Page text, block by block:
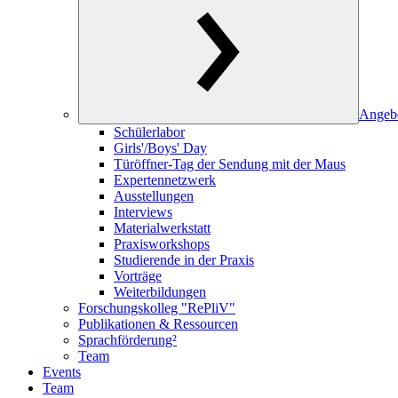
Schülerlabor
Girls'/Boys' Day
Türöffner-Tag der Sendung mit der Maus
Expertennetzwerk
Ausstellungen
Interviews
Materialwerkstatt
Praxisworkshops
Studierende in der Praxis
Vorträge
Weiterbildungen
Forschungskolleg "RePliV"
Publikationen & Ressourcen
Sprachförderung²
Team
Events
Team